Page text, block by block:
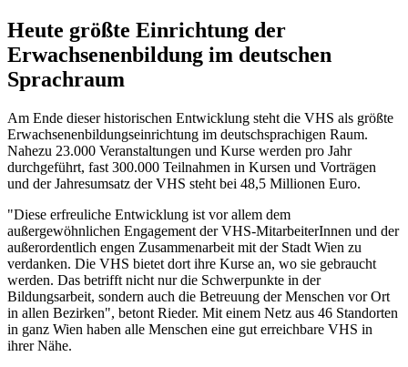
Heute größte Einrichtung der
Erwachsenenbildung im deutschen
Sprachraum
Am Ende dieser historischen Entwicklung steht die VHS als größte
Erwachsenenbildungseinrichtung im deutschsprachigen Raum.
Nahezu 23.000 Veranstaltungen und Kurse werden pro Jahr
durchgeführt, fast 300.000 Teilnahmen in Kursen und Vorträgen
und der Jahresumsatz der VHS steht bei 48,5 Millionen Euro.
"Diese erfreuliche Entwicklung ist vor allem dem
außergewöhnlichen Engagement der VHS-MitarbeiterInnen und der
außerordentlich engen Zusammenarbeit mit der Stadt Wien zu
verdanken. Die VHS bietet dort ihre Kurse an, wo sie gebraucht
werden. Das betrifft nicht nur die Schwerpunkte in der
Bildungsarbeit, sondern auch die Betreuung der Menschen vor Ort
in allen Bezirken", betont Rieder. Mit einem Netz aus 46 Standorten
in ganz Wien haben alle Menschen eine gut erreichbare VHS in
ihrer Nähe.